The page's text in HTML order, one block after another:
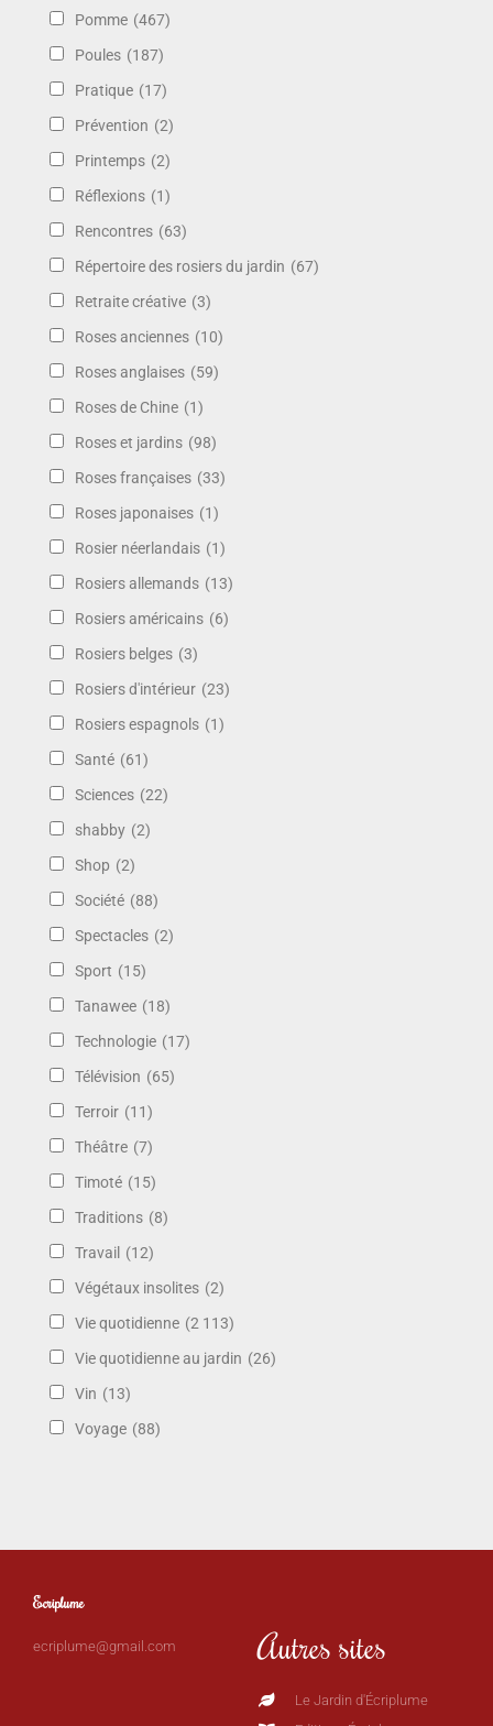
Pomme (467)
Poules (187)
Pratique (17)
Prévention (2)
Printemps (2)
Réflexions (1)
Rencontres (63)
Répertoire des rosiers du jardin (67)
Retraite créative (3)
Roses anciennes (10)
Roses anglaises (59)
Roses de Chine (1)
Roses et jardins (98)
Roses françaises (33)
Roses japonaises (1)
Rosier néerlandais (1)
Rosiers allemands (13)
Rosiers américains (6)
Rosiers belges (3)
Rosiers d'intérieur (23)
Rosiers espagnols (1)
Santé (61)
Sciences (22)
shabby (2)
Shop (2)
Société (88)
Spectacles (2)
Sport (15)
Tanawee (18)
Technologie (17)
Télévision (65)
Terroir (11)
Théâtre (7)
Timoté (15)
Traditions (8)
Travail (12)
Végétaux insolites (2)
Vie quotidienne (2 113)
Vie quotidienne au jardin (26)
Vin (13)
Voyage (88)
Ecriplume
ecriplume@gmail.com Autres sites
Le Jardin d'Écriplume